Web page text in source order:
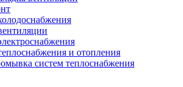
и отопления
систем теплоснабжения